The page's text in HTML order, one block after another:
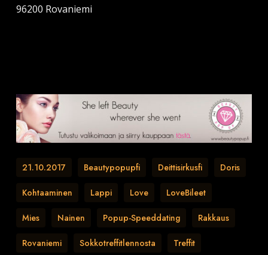
96200 Rovaniemi
21.10.2017 Beautypopupfi Deittisirkusfi Doris
Kohtaaminen Lappi Love LoveBileet
Mies Nainen Popup-Speeddating Rakkaus
Rovaniemi Sokkotreffitlennosta Treffit